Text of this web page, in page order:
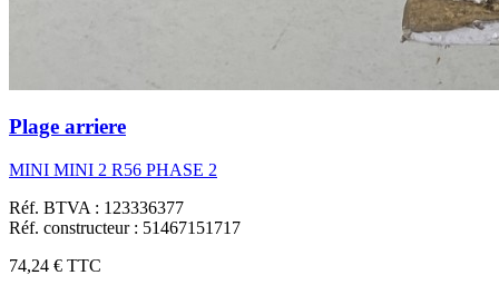
Plage arriere
MINI MINI 2 R56 PHASE 2
Réf. BTVA : 123336377
Réf. constructeur : 51467151717
74,24 € TTC